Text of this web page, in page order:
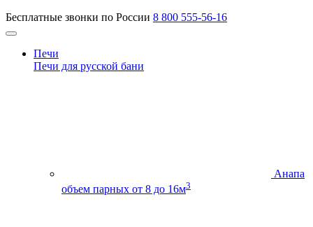
Бесплатные звонки по России 8 800 555-56-16
Печи
Печи для русской бани
Анапа
объем парных от 8 до 16м3